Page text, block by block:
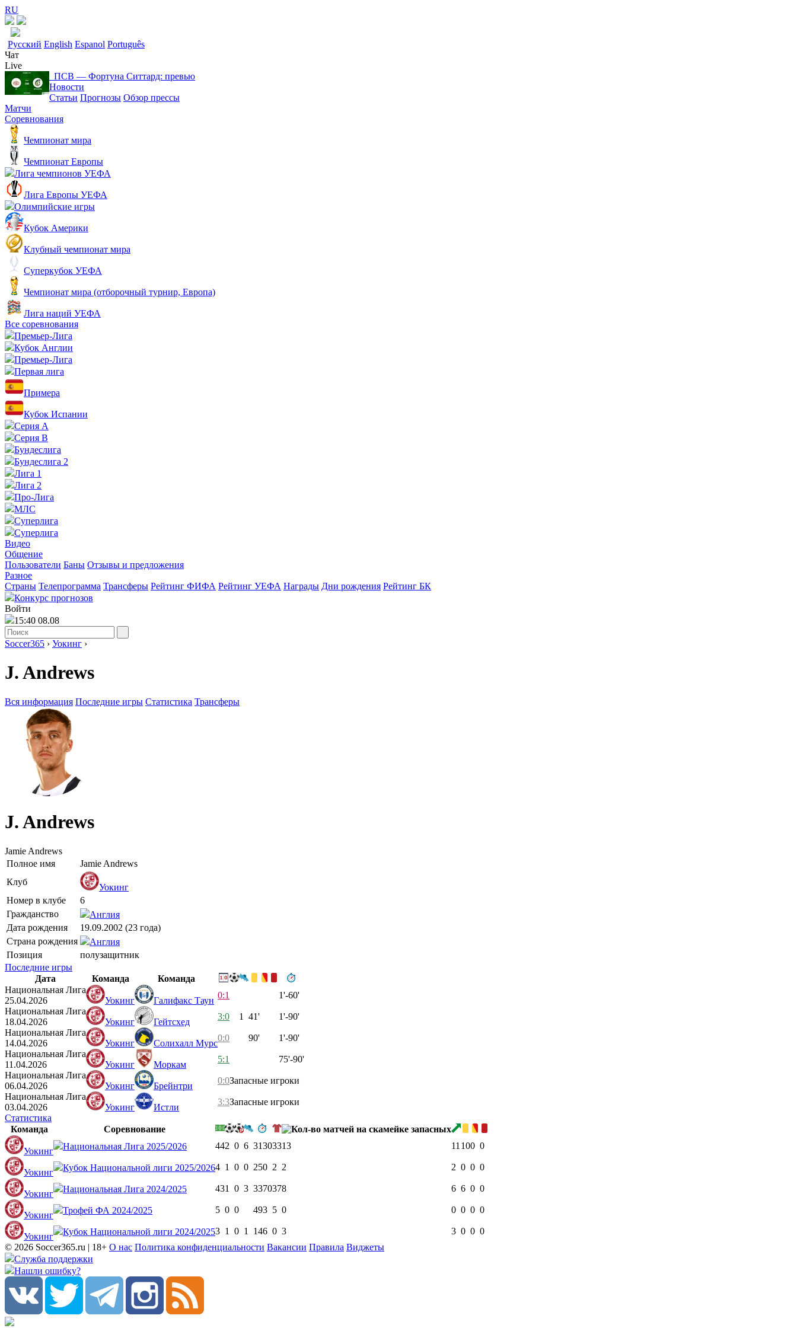
RU
Русский English Espanol Português
Чат
Live
ПСВ ― Фортуна Ситтард: превью
Новости
Статьи Прогнозы Обзор прессы
Матчи
Соревнования
Чемпионат мира
Чемпионат Европы
Лига чемпионов УЕФА
Лига Европы УЕФА
Олимпийские игры
Кубок Америки
Клубный чемпионат мира
Суперкубок УЕФА
Чемпионат мира (отборочный турнир, Европа)
Лига наций УЕФА
Все соревнования
Премьер-Лига
Кубок Англии
Премьер-Лига
Первая лига
Примера
Кубок Испании
Серия А
Серия B
Бундеслига
Бундеслига 2
Лига 1
Лига 2
Про-Лига
МЛС
Суперлига
Суперлига
Видео
Общение
Пользователи Баны Отзывы и предложения
Разное
Страны Телепрограмма Трансферы Рейтинг ФИФА Рейтинг УЕФА Награды Дни рождения Рейтинг БК
Конкурс прогнозов
Войти
15:40 08.08
Soccer365 › Уокинг ›
J. Andrews
Вся информация Последние игры Статистика Трансферы
J. Andrews
Jamie Andrews
Полное имя
Jamie Andrews
Клуб
Уокинг
Номер в клубе
6
Гражданство
Англия
Дата рождения
19.09.2002 (23 года)
Страна рождения
Англия
Позиция
полузащитник
Последние игры
Дата
Команда
Команда
Национальная Лига
25.04.2026
Уокинг Галифакс Таун
0:1
1'-60'
Национальная Лига
18.04.2026
Уокинг Гейтсхед
3:0 1 41'
1'-90'
Национальная Лига
14.04.2026
Уокинг Солихалл Мурс
0:0 90'
1'-90'
Национальная Лига
11.04.2026
Уокинг Моркам
5:1
75'-90'
Национальная Лига
06.04.2026
Уокинг Брейнтри
0:0Запасные игроки
Национальная Лига
03.04.2026
Уокинг Истли
3:3Запасные игроки
Статистика
Команда
Соревнование
Уокинг Национальная Лига 2025/2026 442 0 6 31303313 11 100 0
Уокинг Кубок Национальной лиги 2025/20264 1 0 0 250 2 2 2 0 0 0
Уокинг Национальная Лига 2024/2025 431 0 3 3370378 6 6 0 0
Уокинг Трофей ФА 2024/2025 5 0 0 493 5 0 0 0 0 0
Уокинг Кубок Национальной лиги 2024/20253 1 0 1 146 0 3 3 0 0 0
© 2026 Soccer365.ru | 18+ О нас Политика конфиденциальности Вакансии Правила Виджеты
Служба поддержки
Нашли ошибку?